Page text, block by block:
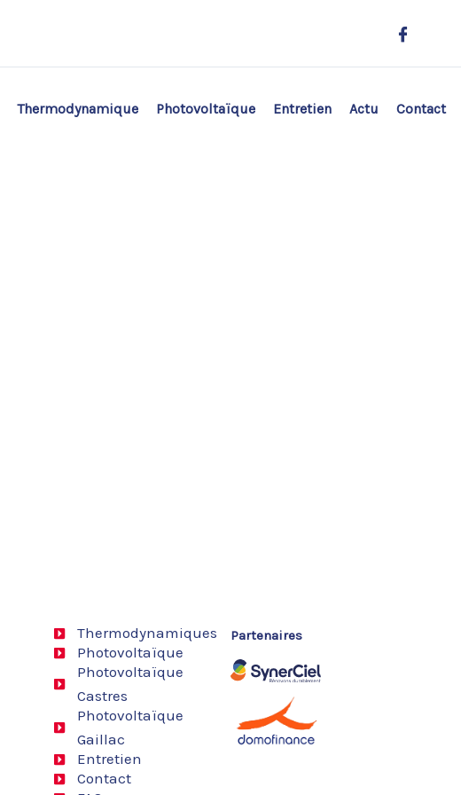
Thermodynamique Photovoltaïque Entretien Actu Contact
Thermodynamiques
Photovoltaïque
Photovoltaïque
Castres
Photovoltaïque
Gaillac
Entretien
Contact
Partenaires